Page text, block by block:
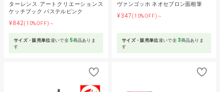
ターレンス アートクリエーションス
ケッチブック パステルピンク
¥842(10%OFF)～
サイズ・販売単位違いで全5商品ありま
す
ヴァンゴッホ ネオセブロン面相筆
¥347(10%OFF)～
サイズ・販売単位違いで全3商品ありま
す